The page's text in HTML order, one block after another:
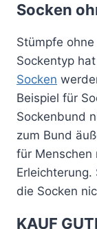
Socken
Stümpfe
Sockentyp
Socken
Beispiel für
Sockenbund
zum Bund
für Menschen
die Socken
KAUF